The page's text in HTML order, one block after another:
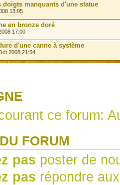
doigts manquants d'une statue
13:05
en bronze doré
17:00
d'une canne à système
2008 21:54
ce forum:
FORUM
pas poster de
pas répondre